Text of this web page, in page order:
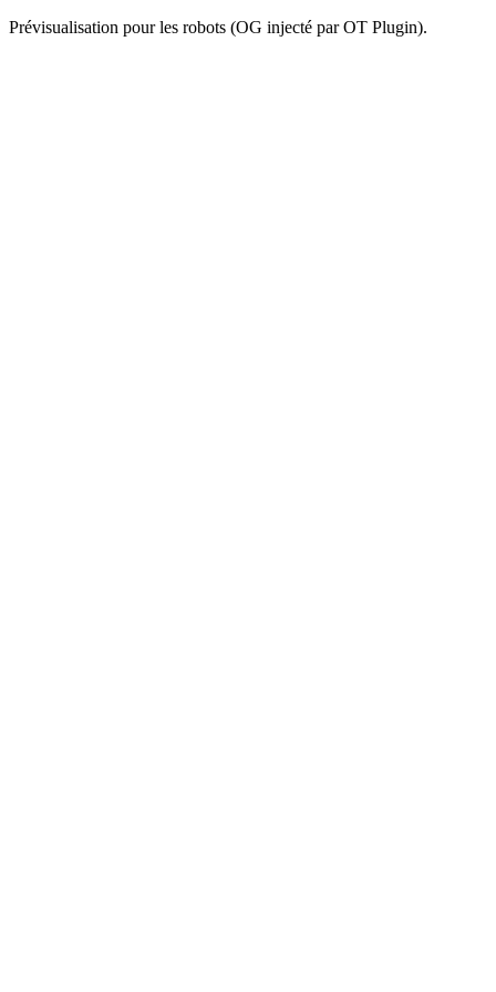
Prévisualisation pour les robots (OG injecté par OT Plugin).